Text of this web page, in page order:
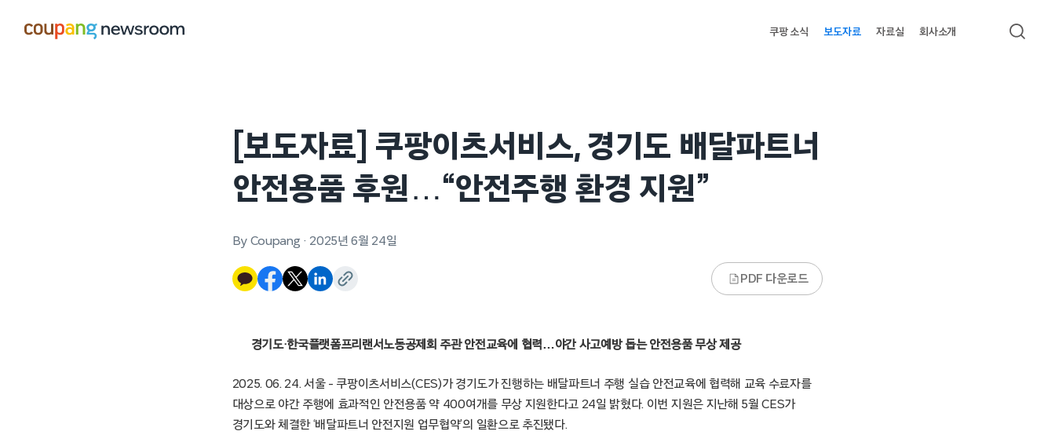
쿠팡 소식 보도자료 자료실 회사소개 검색
[보도자료] 쿠팡이츠서비스, 경기도 배달파트너
안전용품 후원…“안전주행 환경 지원”
By Coupang · 2025년 6월 24일
PDF 다운로드
경기도·한국플랫폼프리랜서노동공제회 주관 안전교육에 협력…야간 사고예방 돕는 안전용품 무상 제공
2025. 06. 24. 서울 – 쿠팡이츠서비스(CES)가 경기도가 진행하는 배달파트너 주행 실습 안전교육에 협력해 교육 수료자를
대상으로 야간 주행에 효과적인 안전용품 약 400여개를 무상 지원한다고 24일 밝혔다. 이번 지원은 지난해 5월 CES가
경기도와 체결한 ‘배달파트너 안전지원 업무협약’의 일환으로 추진됐다.